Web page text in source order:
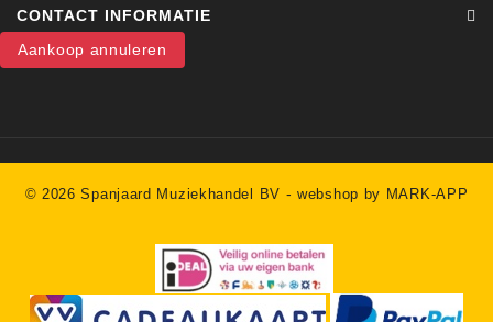
CONTACT INFORMATIE
Aankoop annuleren
© 2026 Spanjaard Muziekhandel BV -webshop by MARK-APP